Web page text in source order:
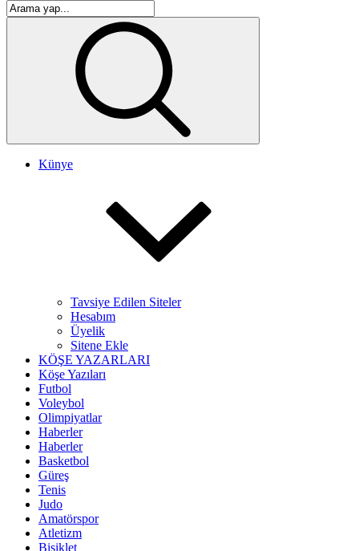
Künye
Tavsiye Edilen Siteler
Hesabım
Üyelik
Sitene Ekle
KÖŞE YAZARLARI
Köşe Yazıları
Futbol
Voleybol
Olimpiyatlar
Haberler
Haberler
Basketbol
Güreş
Tenis
Judo
Amatörspor
Atletizm
Bisiklet